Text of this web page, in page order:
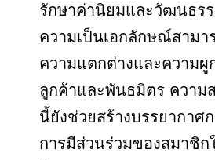
รักษาค่านิยมและวัฒนธร
ความเป็นเอกลักษณ์สามา
ความแตกต่างและความ
ลูกค้าและพันธมิตร ความ
นี้ยังช่วยสร้างบรรยากาศ
การมีส่วนร่วมของสมาชิก